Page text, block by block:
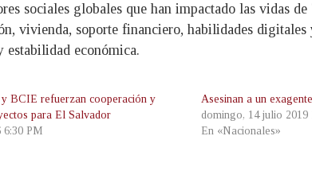
sociales globales que han impactado las vidas
vivienda, soporte financiero, habilidades digitales
estabilidad económica.
BCIE refuerzan cooperación y
para El Salvador
6:30 PM
Asesinan a un
domingo, 14 julio 2019
En «Nacionales»